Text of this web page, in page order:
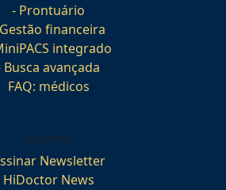
- Prontuário
financeira
integrado
Busca avançada
FAQ: médicos
EDUCATIVO
Newsletter
HiDoctor News